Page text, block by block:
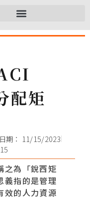
配矩
期： 11/15/2023
之為「銳西矩
義指的是管理
效的人力資源